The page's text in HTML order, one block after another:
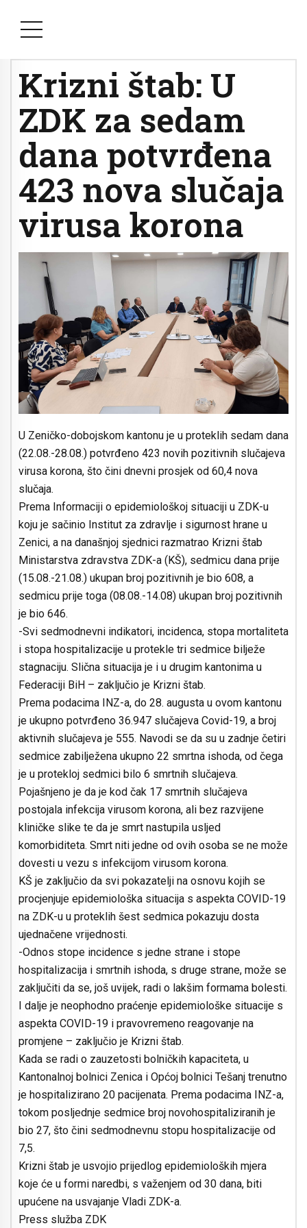
Krizni štab: U
ZDK za sedam
dana potvrđena
423 nova slučaja
virusa korona
U Zeničko-dobojskom kantonu je u proteklih sedam dana
(22.08.-28.08.) potvrđeno 423 novih pozitivnih slučajeva
virusa korona, što čini dnevni prosjek od 60,4 nova
slučaja.
Prema Informaciji o epidemiološkoj situaciji u ZDK-u
koju je sačinio Institut za zdravlje i sigurnost hrane u
Zenici, a na današnjoj sjednici razmatrao Krizni štab
Ministarstva zdravstva ZDK-a (KŠ), sedmicu dana prije
(15.08.-21.08.) ukupan broj pozitivnih je bio 608, a
sedmicu prije toga (08.08.-14.08) ukupan broj pozitivnih
je bio 646.
-Svi sedmodnevni indikatori, incidenca, stopa mortaliteta
i stopa hospitalizacije u protekle tri sedmice bilježe
stagnaciju. Slična situacija je i u drugim kantonima u
Federaciji BiH – zaključio je Krizni štab.
Prema podacima INZ-a, do 28. augusta u ovom kantonu
je ukupno potvrđeno 36.947 slučajeva Covid-19, a broj
aktivnih slučajeva je 555. Navodi se da su u zadnje četiri
sedmice zabilježena ukupno 22 smrtna ishoda, od čega
je u protekloj sedmici bilo 6 smrtnih slučajeva.
Pojašnjeno je da je kod čak 17 smrtnih slučajeva
postojala infekcija virusom korona, ali bez razvijene
kliničke slike te da je smrt nastupila usljed
komorbiditeta. Smrt niti jedne od ovih osoba se ne može
dovesti u vezu s infekcijom virusom korona.
KŠ je zaključio da svi pokazatelji na osnovu kojih se
procjenjuje epidemiološka situacija s aspekta COVID-19
na ZDK-u u proteklih šest sedmica pokazuju dosta
ujednačene vrijednosti.
-Odnos stope incidence s jedne strane i stope
hospitalizacija i smrtnih ishoda, s druge strane, može se
zaključiti da se, još uvijek, radi o lakšim formama bolesti.
I dalje je neophodno praćenje epidemiološke situacije s
aspekta COVID-19 i pravovremeno reagovanje na
promjene – zaključio je Krizni štab.
Kada se radi o zauzetosti bolničkih kapaciteta, u
Kantonalnoj bolnici Zenica i Općoj bolnici Tešanj trenutno
je hospitalizirano 20 pacijenata. Prema podacima INZ-a,
tokom posljednje sedmice broj novohospitaliziranih je
bio 27, što čini sedmodnevnu stopu hospitalizacije od
7,5.
Krizni štab je usvojio prijedlog epidemioloških mjera
koje će u formi naredbi, s važenjem od 30 dana, biti
upućene na usvajanje Vladi ZDK-a.
Press služba ZDK